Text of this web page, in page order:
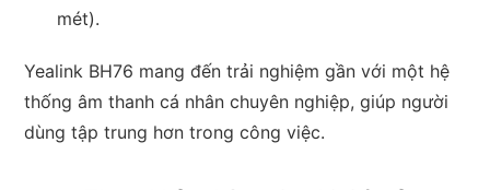
mét).
Yealink BH76 mang đến trải nghiệm gần với một hệ
thống âm thanh cá nhân chuyên nghiệp, giúp người
dùng tập trung hơn trong công việc.